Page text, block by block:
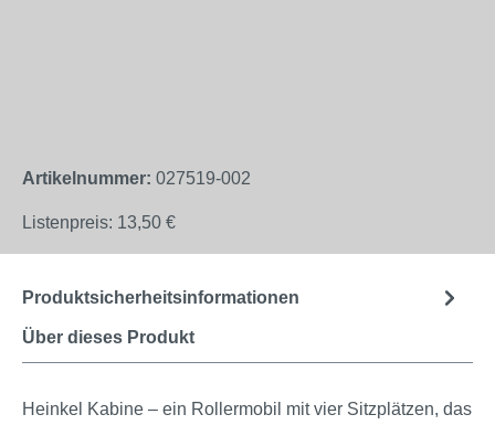
Artikelnummer: 027519-002
Listenpreis: 13,50 €
Über dieses Produkt
Produktsicherheitsinformationen
Heinkel Kabine – ein Rollermobil mit vier Sitzplätzen, das